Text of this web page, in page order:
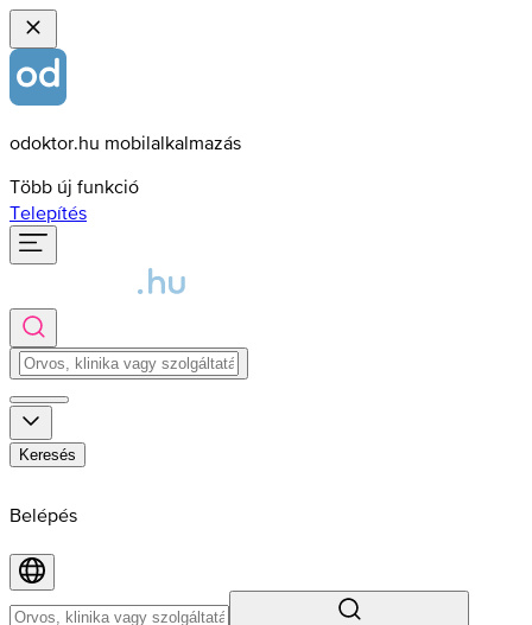
odoktor.hu mobilalkalmazás
Több új funkció
Telepítés
Keresés
Belépés